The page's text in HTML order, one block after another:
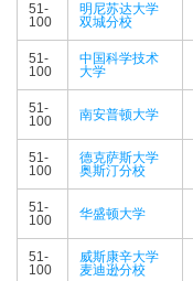
51-
100
明尼苏达大学
双城分校
51-
100
中国科学技术
大学
51-
100
南安普顿大学
51-
100
德克萨斯大学
奥斯汀分校
51-
100
华盛顿大学
51-
100
威斯康辛大学
麦迪逊分校